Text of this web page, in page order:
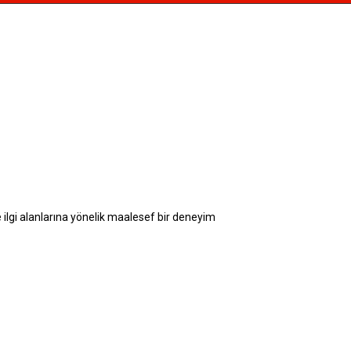
ORIENT STAR
alanlarına yönelik maalesef bir deneyim